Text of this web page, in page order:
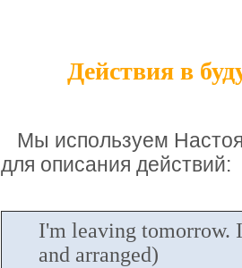
Действия в
Мы используем
для описания действий:
I'm leaving tomorrow.
and arranged)